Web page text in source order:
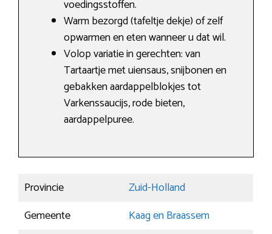
voedingsstoffen.
Warm bezorgd (tafeltje dekje) of zelf
opwarmen en eten wanneer u dat wil.
Volop variatie in gerechten: van
Tartaartje met uiensaus, snijbonen en
gebakken aardappelblokjes tot
Varkenssaucijs, rode bieten,
aardappelpuree.
Provincie
Zuid-Holland
Gemeente
Kaag en Braassem